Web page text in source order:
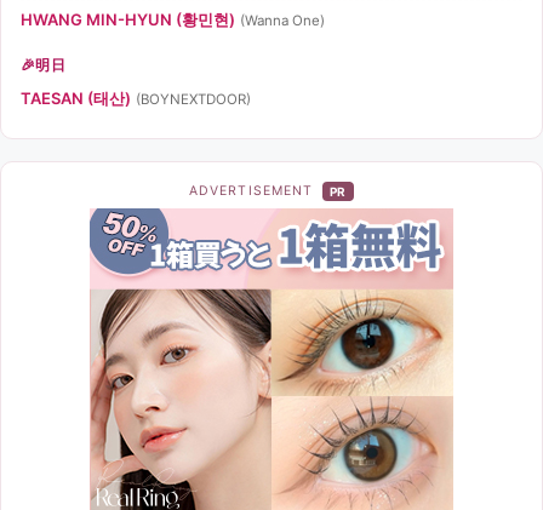
HWANG MIN-HYUN (황민현) (Wanna One)
明日
TAESAN (태산) (BOYNEXTDOOR)
ADVERTISEMENT PR